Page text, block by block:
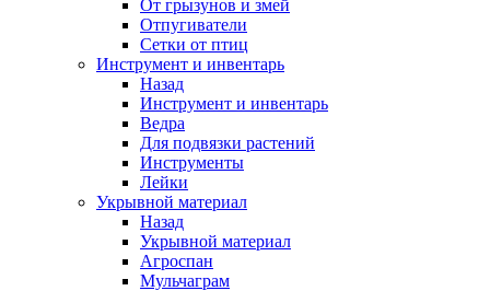
От грызунов и змей
Отпугиватели
Сетки от птиц
Инструмент и инвентарь
Назад
Инструмент и инвентарь
Ведра
Для подвязки растений
Инструменты
Лейки
Укрывной материал
Назад
Укрывной материал
Агроспан
Мульчаграм